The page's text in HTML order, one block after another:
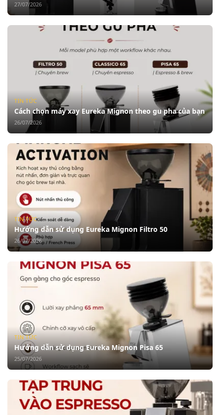
27/07/2026
TIN TỨC
Cách chọn máy xay Eureka Mignon theo gu pha của bạn
26/07/2026
TIN TỨC
Hướng dẫn sử dụng Eureka Mignon Filtro 50
26/07/2026
TIN TỨC
Hướng dẫn sử dụng Eureka Mignon Pisa 65
25/07/2026